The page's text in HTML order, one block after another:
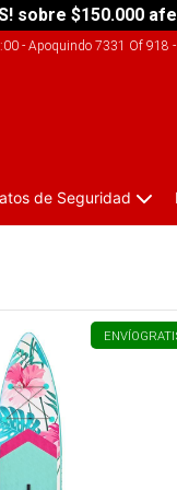
sobre $150.000
- Apoquindo 7331 Of 918
de Seguridad
ENVÍO